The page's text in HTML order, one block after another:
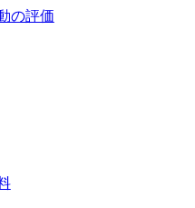
の評価